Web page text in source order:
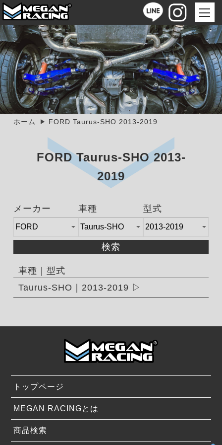
ホーム FORD Taurus-SHO 2013-2019
FORD Taurus-SHO 2013-
2019
メーカー 車種 型式
検索
車種｜型式
Taurus-SHO｜2013-2019
トップページ
MEGAN RACINGとは
商品検索